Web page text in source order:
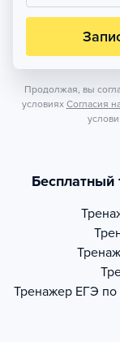
Продолжая, вы
условиях Согласия
Бесплатный
Тренажер ЕГЭ по